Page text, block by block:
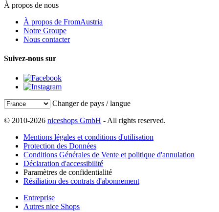
À propos de nous
À propos de FromAustria
Notre Groupe
Nous contacter
Suivez-nous sur
Changer de pays / langue
© 2010-2026 niceshops GmbH - All rights reserved.
Mentions légales et conditions d'utilisation
Protection des Données
Conditions Générales de Vente et politique d'annulation
Déclaration d'accessibilité
Paramètres de confidentialité
Résiliation des contrats d'abonnement
Entreprise
Autres nice Shops